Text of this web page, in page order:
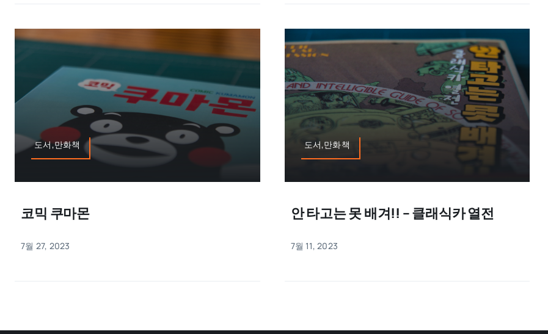
도서,만화책
코믹 쿠마몬
7월 27, 2023
도서,만화책
안 타고는 못 배겨!! – 클래식카 열전
7월 11, 2023